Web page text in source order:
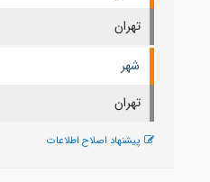
تهران
شهر
تهران
پیشنهاد اصلاح اطلاعات